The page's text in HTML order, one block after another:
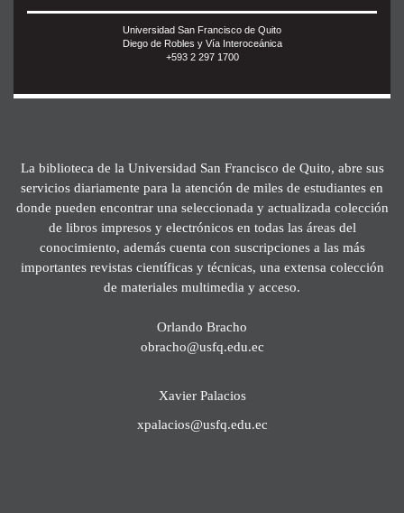
Universidad San Francisco de Quito
Diego de Robles y Vía Interoceánica
+593 2 297 1700
La biblioteca de la Universidad San Francisco de Quito, abre sus
servicios diariamente para la atención de miles de estudiantes en
donde pueden encontrar una seleccionada y actualizada colección
de libros impresos y electrónicos en todas las áreas del
conocimiento, además cuenta con suscripciones a las más
importantes revistas científicas y técnicas, una extensa colección
de materiales multimedia y acceso.
Orlando Bracho
obracho@usfq.edu.ec
Xavier Palacios
xpalacios@usfq.edu.ec